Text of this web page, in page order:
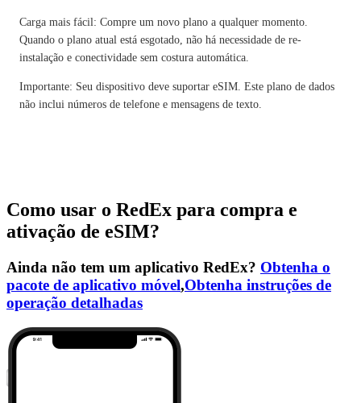
Carga mais fácil: Compre um novo plano a qualquer momento.
Quando o plano atual está esgotado, não há necessidade de re-
instalação e conectividade sem costura automática.
Importante: Seu dispositivo deve suportar eSIM. Este plano de dados
não inclui números de telefone e mensagens de texto.
Como usar o RedEx para compra e
ativação de eSIM?
Ainda não tem um aplicativo RedEx? Obtenha o
pacote de aplicativo móvel,Obtenha instruções de
operação detalhadas